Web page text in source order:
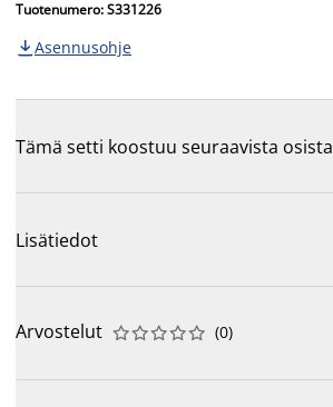
Tuotenumero: S331226
 Asennusohje
Tämä setti koostuu seuraavista osista
Lisätiedot
Arvostelut 




 (0)